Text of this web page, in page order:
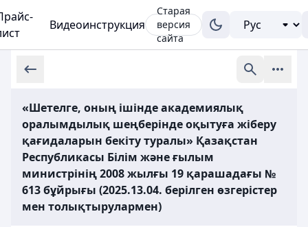
Видеоинструкция
Старая
версия
сайта
«Шетелге, оның ішінде академиялық
оралымдылық шеңберінде оқытуға жіберу
қағидаларын бекіту туралы» Қазақстан
Республикасы Білім және ғылым
министрінің 2008 жылғы 19 қарашадағы №
613 бұйрығы (2025.13.04. берілген өзгерістер
мен толықтырулармен)